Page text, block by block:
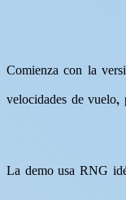
Comienza con la
velocidades de
La demo usa RNG